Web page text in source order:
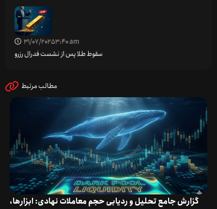
31/07/20253:40 am
سقوط طلا پس از نشست فدرال رزرو
مطالب مرتبط
گزارش جامع تحلیل و ردیابی حجم معاملات نهادی: ابزارها،